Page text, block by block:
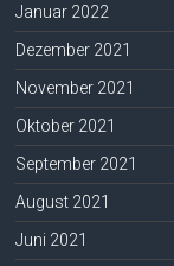
Januar 2022
Dezember 2021
November 2021
Oktober 2021
September 2021
August 2021
Juni 2021